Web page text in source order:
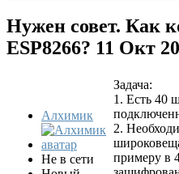
Нужен совет. Как
ESP8266? 11 Окт
Алхимик
Не в сети
Задача:
1. Есть 40
2.
примеру в